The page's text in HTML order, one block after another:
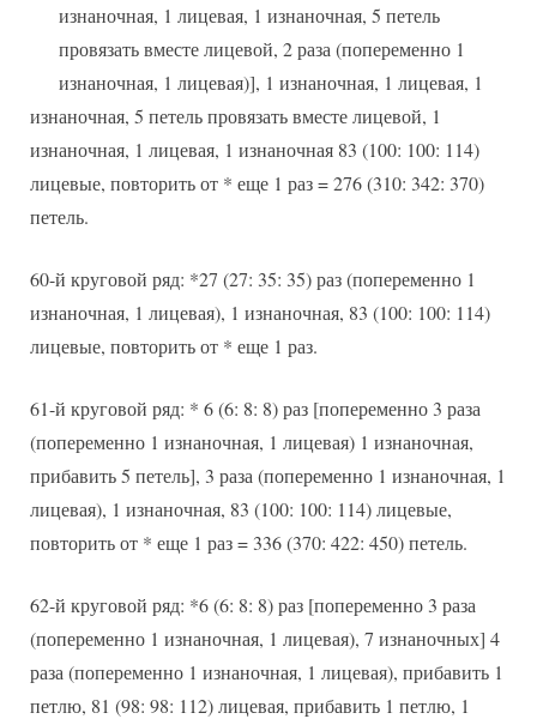
изнаночная, 1 лицевая, 1 изнаночная, 5 петель
провязать вместе лицевой, 2 раза (попеременно 1
изнаночная, 1 лицевая)], 1 изнаночная, 1 лицевая, 1
изнаночная, 5 петель провязать вместе лицевой, 1
изнаночная, 1 лицевая, 1 изнаночная 83 (100: 100: 114)
лицевые, повторить от * еще 1 раз = 276 (310: 342: 370)
петель.
60-й круговой ряд: *27 (27: 35: 35) раз (попеременно 1
изнаночная, 1 лицевая), 1 изнаночная, 83 (100: 100: 114)
лицевые, повторить от * еще 1 раз.
61-й круговой ряд: * 6 (6: 8: 8) раз [попеременно 3 раза
(попеременно 1 изнаночная, 1 лицевая) 1 изнаночная,
прибавить 5 петель], 3 раза (попеременно 1 изнаночная, 1
лицевая), 1 изнаночная, 83 (100: 100: 114) лицевые,
повторить от * еще 1 раз = 336 (370: 422: 450) петель.
62-й круговой ряд: *6 (6: 8: 8) раз [попеременно 3 раза
(попеременно 1 изнаночная, 1 лицевая), 7 изнаночных] 4
раза (попеременно 1 изнаночная, 1 лицевая), прибавить 1
петлю, 81 (98: 98: 112) лицевая, прибавить 1 петлю, 1